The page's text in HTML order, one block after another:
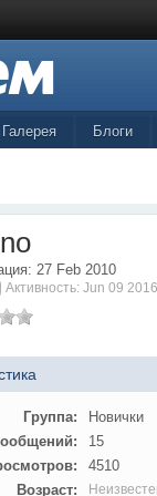
Галерея Блоги
27 Feb 2010
Активность: Jun 09
Группа:
Новички
15
4510
Возраст: